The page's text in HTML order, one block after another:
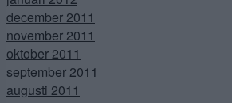
december 2011
november 2011
oktober 2011
september 2011
augusti 2011